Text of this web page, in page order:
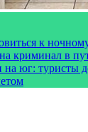
к
криминал в
юг: туристы